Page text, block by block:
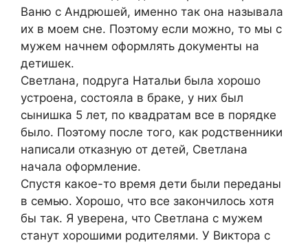
Ваню с Андрюшей, именно так она называла
их в моем сне. Поэтому если можно, то мы с
мужем начнем оформлять документы на
детишек.
Светлана, подруга Натальи была хорошо
устроена, состояла в браке, у них был
сынишка 5 лет, по квадратам все в порядке
было. Поэтому после того, как родственники
написали отказную от детей, Светлана
начала оформление.
Спустя какое-то время дети были переданы
в семью. Хорошо, что все закончилось хотя
бы так. Я уверена, что Светлана с мужем
станут хорошими родителями. У Виктора с